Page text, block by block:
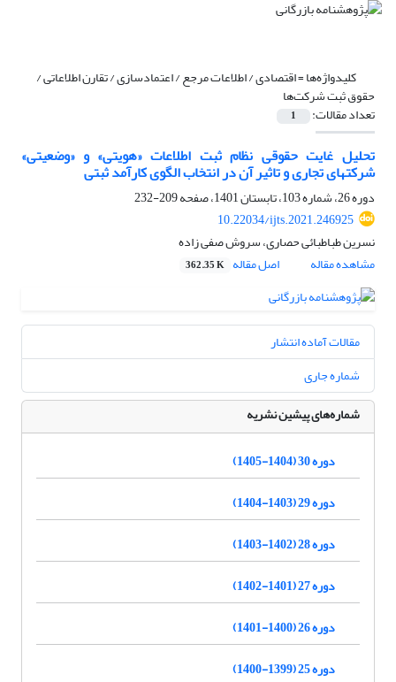
کلیدواژه‌ها =اقتصادی / اطلاعات مرجع / اعتمادسازی / تقارن اطلاعاتی /
حقوق ثبت شرکت‌ها
تعداد مقالات: 1
تحلیل غایت حقوقی نظام ثبت اطلاعات «هویتی» و «وضعیتی»
شرکتهای تجاری و تاثیر آن در انتخاب الگوی کارآمد ثبتی
دوره 26، شماره 103، تابستان 1401، صفحه
209-232
10.22034/ijts.2021.246925
نسرین طباطبائی حصاری، سروش صفی زاده
مشاهده مقاله
اصل مقاله 362.35 K
مقالات آماده انتشار
شماره جاری
شماره‌های پیشین نشریه
دوره 30 (1404-1405)
دوره 29 (1403-1404)
دوره 28 (1402-1403)
دوره 27 (1401-1402)
دوره 26 (1400-1401)
دوره 25 (1399-1400)